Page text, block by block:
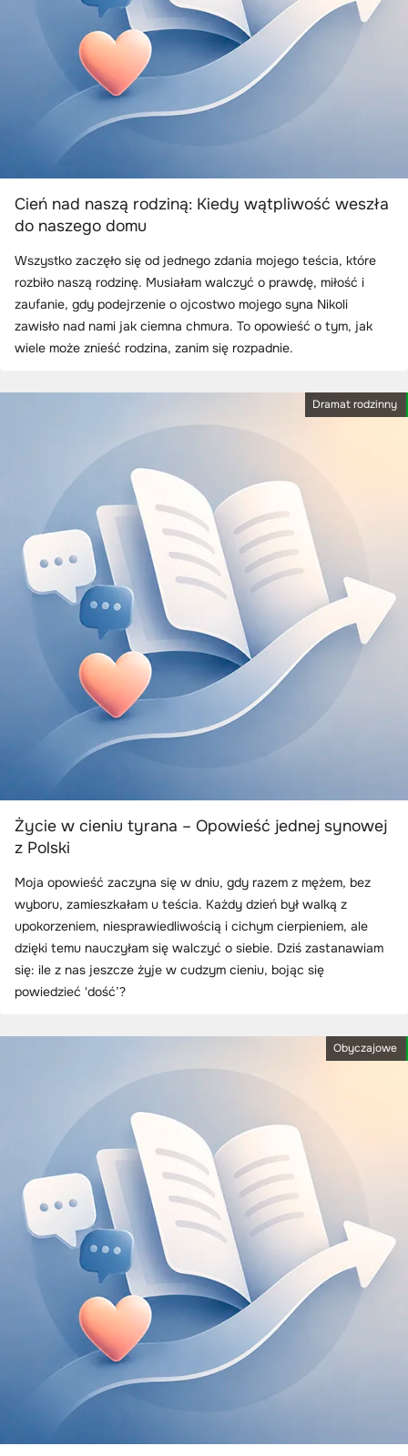
Cień nad naszą rodziną: Kiedy wątpliwość weszła
do naszego domu
Wszystko zaczęło się od jednego zdania mojego teścia, które
rozbiło naszą rodzinę. Musiałam walczyć o prawdę, miłość i
zaufanie, gdy podejrzenie o ojcostwo mojego syna Nikoli
zawisło nad nami jak ciemna chmura. To opowieść o tym, jak
wiele może znieść rodzina, zanim się rozpadnie.
Dramat rodzinny
Życie w cieniu tyrana – Opowieść jednej synowej
z Polski
Moja opowieść zaczyna się w dniu, gdy razem z mężem, bez
wyboru, zamieszkałam u teścia. Każdy dzień był walką z
upokorzeniem, niesprawiedliwością i cichym cierpieniem, ale
dzięki temu nauczyłam się walczyć o siebie. Dziś zastanawiam
się: ile z nas jeszcze żyje w cudzym cieniu, bojąc się
powiedzieć 'dość’?
Obyczajowe